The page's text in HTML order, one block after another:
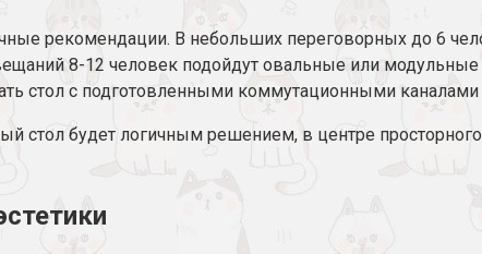
рекомендации. В небольших переговорных до 6
8-12 человек подойдут овальные или
стол с подготовленными коммутационными каналами
стол будет логичным решением, в центре